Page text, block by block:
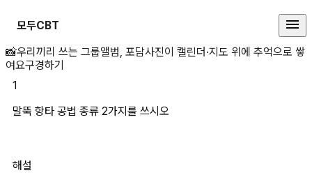
모두CBT
말뚝 항타 공법 종류 2가지를 쓰시
📸우리끼리 쓰는 그룹앨범, 포담사진이 캘린더·지도 위에 추억으로 쌓
여요구경하기
1
말뚝 항타 공법 종류 2가지를 쓰시오
해설